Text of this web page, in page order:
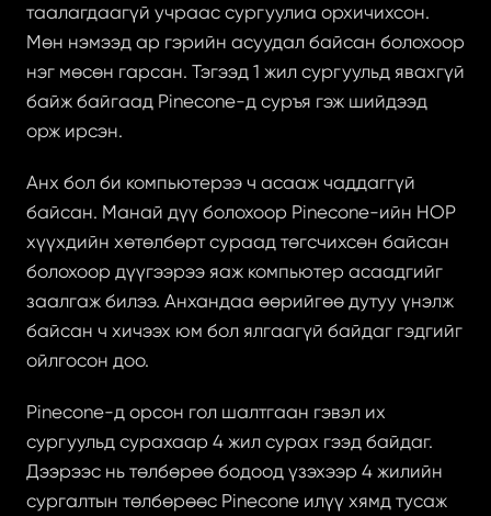
таалагдаагүй учраас сургуулиа орхичихсон.
Мөн нэмээд ар гэрийн асуудал байсан болохоор
нэг мөсөн гарсан. Тэгээд 1 жил сургуульд явахгүй
байж байгаад Pinecone-д суръя гэж шийдээд
орж ирсэн.
Анх бол би компьютерээ ч асааж чаддаггүй
байсан. Манай дүү болохоор Pinecone-ийн HOP
хүүхдийн хөтөлбөрт сураад төгсчихсөн байсан
болохоор дүүгээрээ яаж компьютер асаадгийг
заалгаж билээ. Анхандаа өөрийгөө дутуу үнэлж
байсан ч хичээх юм бол ялгаагүй байдаг гэдгийг
ойлгосон доо.
Pinecone-д орсон гол шалтгаан гэвэл их
сургуульд сурахаар 4 жил сурах гээд байдаг.
Дээрээс нь төлбөрөө бодоод үзэхээр 4 жилийн
сургалтын төлбөрөөс Pinecone илүү хямд тусаж